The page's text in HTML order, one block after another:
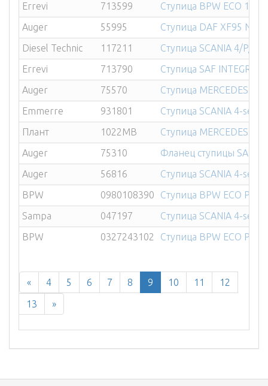
Errevi 713599
Ступица BPW ECO 10-
Auger
55995
Ступица DAF XF95
Diesel Technic
117211
Ступица SСANIA 4/P/G/
Errevi
713790
Ступица SAF
Auger
75570
Ступица MERCEDES
Emmerre
931801
Ступица SСANIA 4-ser.
Плант
1022MB
Ступица MERCEDES
Auger
75310
Фланец ступицы SAF
Auger
56816
Ступица SСANIA 4-ser.
BPW
0980108390
Ступица BPW ECO Plus
Sampa
047197
Ступица SСANIA 4-ser.
BPW
0327243102 Ступица BPW ECO Plus
« 4 5 6 7 8 9 10 11
12
13
»